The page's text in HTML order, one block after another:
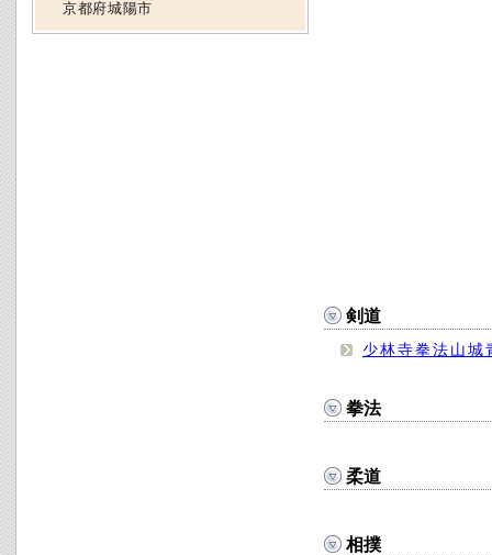
剣道
少林寺拳法山城
拳法
柔道
相撲
京都府城陽市